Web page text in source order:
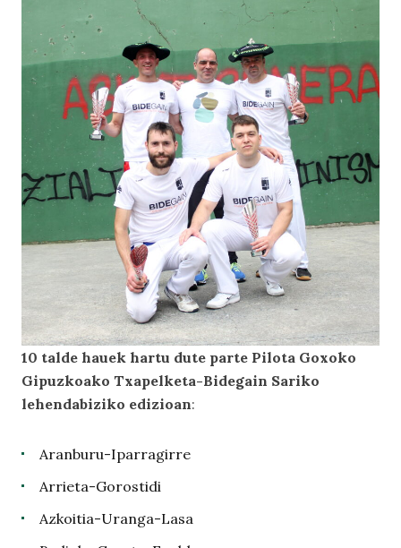
10 talde hauek hartu dute parte Pilota Goxoko
Gipuzkoako Txapelketa-Bidegain Sariko
lehendabiziko edizioan:
Aranburu-Iparragirre
Arrieta-Gorostidi
Azkoitia-Uranga-Lasa